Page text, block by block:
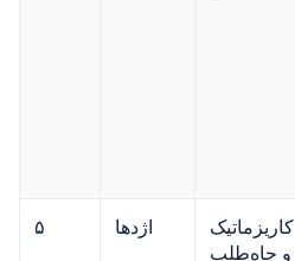
۵ اژدها
کاریزماتیک
و جاه‌طلب